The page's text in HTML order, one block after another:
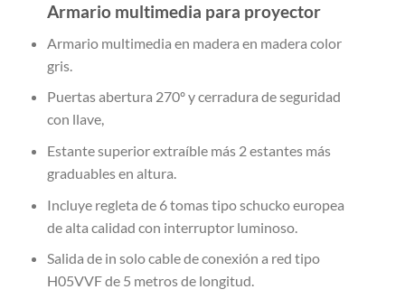
Armario multimedia para proyector
Armario multimedia en madera en madera color
gris.
Puertas abertura 270º y cerradura de seguridad
con llave,
Estante superior extraíble más 2 estantes más
graduables en altura.
Incluye regleta de 6 tomas tipo schucko europea
de alta calidad con interruptor luminoso.
Salida de in solo cable de conexión a red tipo
H05VVF de 5 metros de longitud.